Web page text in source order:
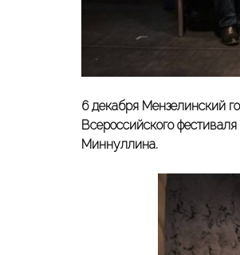
6 декабря Мензелинский
Всероссийского
Миннуллина.